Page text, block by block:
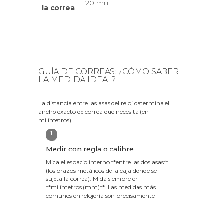
la correa
20 mm
GUÍA DE CORREAS: ¿CÓMO SABER
LA MEDIDA IDEAL?
La distancia entre las asas del reloj determina el
ancho exacto de correa que necesita (en
milímetros).
1
Medir con regla o calibre
Mida el espacio interno **entre las dos asas**
(los brazos metálicos de la caja donde se
sujeta la correa). Mida siempre en
**milímetros (mm)**. Las medidas más
comunes en relojería son precisamente